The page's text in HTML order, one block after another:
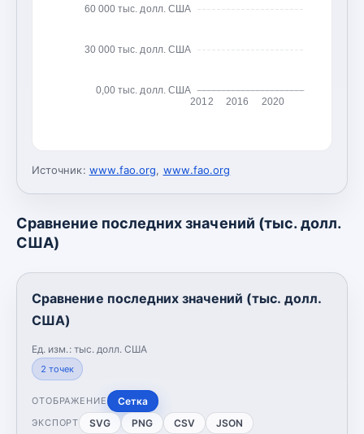
0,00 тыс. долл. США
30 000 тыс. долл. США
60 000 тыс. долл. США
2012 2016 2020
Источник: www.fao.org, www.fao.org
Сравнение последних значений (тыс. долл.
США)
Сравнение последних значений (тыс. долл.
США)
Ед. изм.: тыс. долл. США
2 точек
ОТОБРАЖЕНИЕ Сетка
ЭКСПОРТ SVG PNG CSV JSON